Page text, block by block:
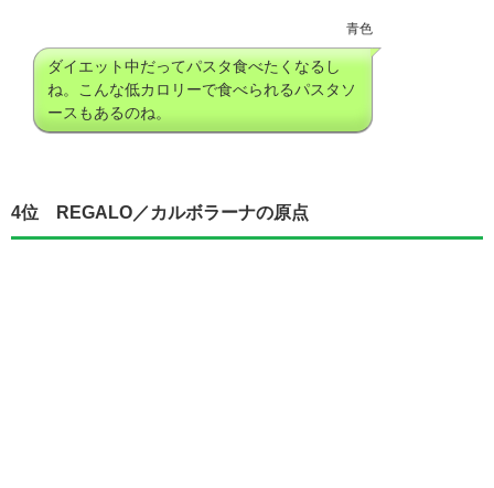
青色
ダイエット中だってパスタ食べたくなるし
ね。こんな低カロリーで食べられるパスタソ
ースもあるのね。
4位 REGALO／カルボラーナの原点